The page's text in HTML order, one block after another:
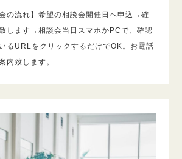
の流れ】希望の相談会開催日へ申込→確
します→相談会当日スマホかPCで、確認
るURLをクリックするだけでOK。お電話
内致します。